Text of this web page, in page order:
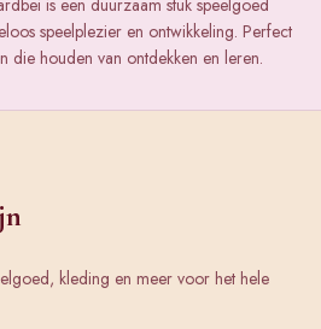
is een duurzaam stuk speelgoed
speelplezier en ontwikkeling. Perfect
die houden van ontdekken en leren.
kleding en meer voor het hele